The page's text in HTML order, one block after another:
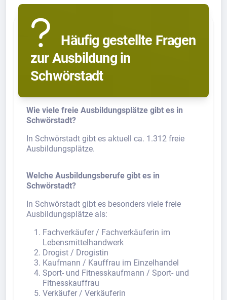
Häufig gestellte Fragen
zur Ausbildung in
Schwörstadt
Wie viele freie Ausbildungsplätze gibt es in
Schwörstadt?
In Schwörstadt gibt es aktuell ca. 1.312 freie
Ausbildungsplätze.
Welche Ausbildungsberufe gibt es in
Schwörstadt?
In Schwörstadt gibt es besonders viele freie
Ausbildungsplätze als:
Fachverkäufer / Fachverkäuferin im
Lebensmittelhandwerk
Drogist / Drogistin
Kaufmann / Kauffrau im Einzelhandel
Sport- und Fitnesskaufmann / Sport- und
Fitnesskauffrau
Verkäufer / Verkäuferin